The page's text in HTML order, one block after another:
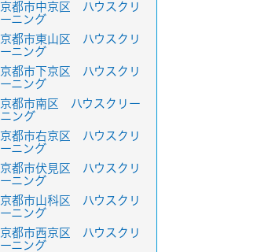
京都市中京区 ハウスクリ
ーニング
京都市東山区 ハウスクリ
ーニング
京都市下京区 ハウスクリ
ーニング
京都市南区 ハウスクリー
ニング
京都市右京区 ハウスクリ
ーニング
京都市伏見区 ハウスクリ
ーニング
京都市山科区 ハウスクリ
ーニング
京都市西京区 ハウスクリ
ーニング